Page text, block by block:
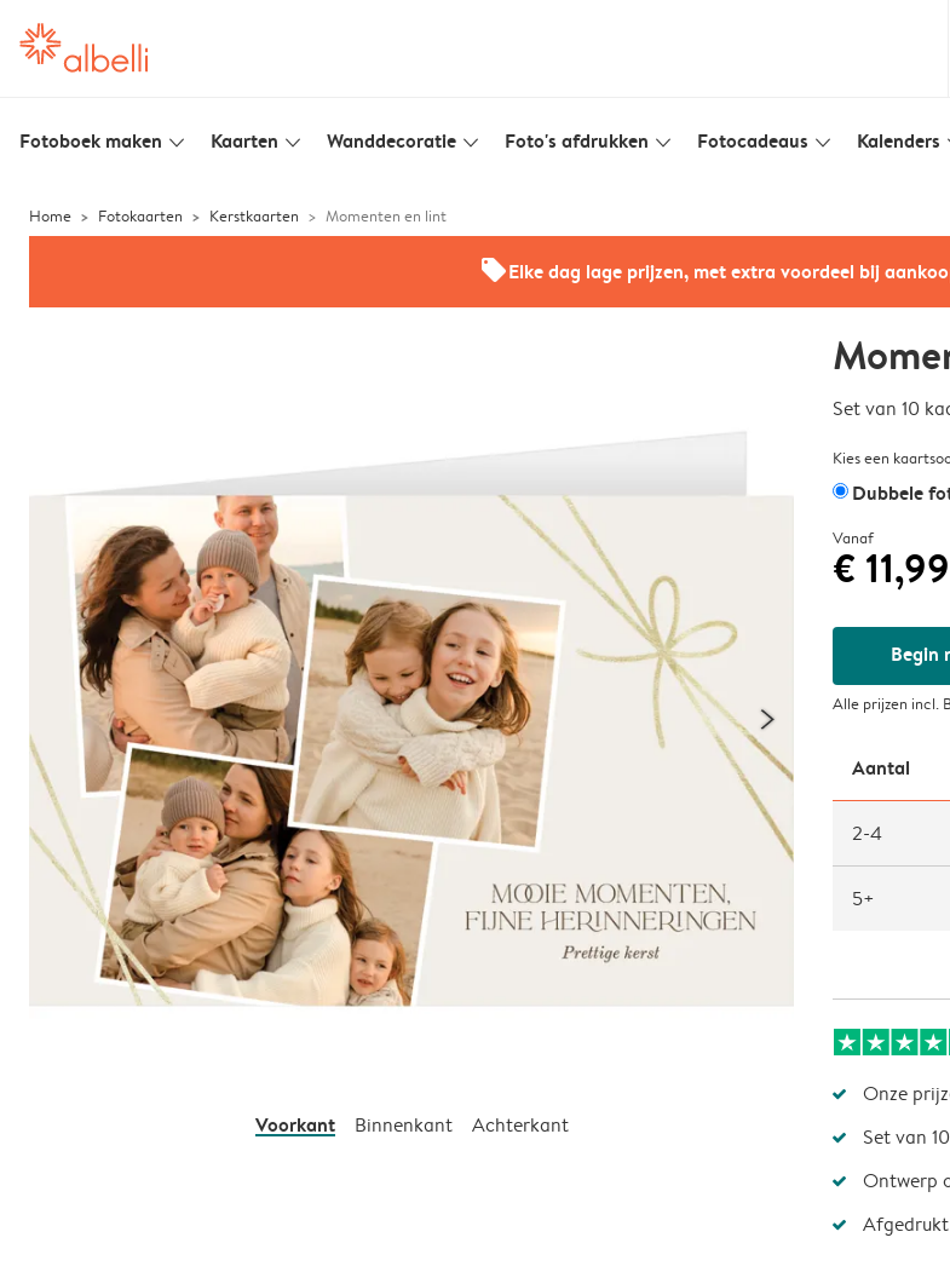
Fotoboek maken slim_arrow_down Kaarten slim_arrow_down Wanddecoratie slim_arrow_down Foto's afdrukken slim_arrow_down Fotocadeaus slim_arrow_down Kalenders
Home Fotokaarten Kerstkaarten Momenten en lint
offersElke dag lage prijzen, met extra voordeel bij
Voorkant Binnenkant Achterkant
Set van 10
Kies een
Dubbele
Vanaf
€ 11,99
Begin
Alle prijzen incl.
Aantal
2-4
5+
Onze
Set van
Ontwerp